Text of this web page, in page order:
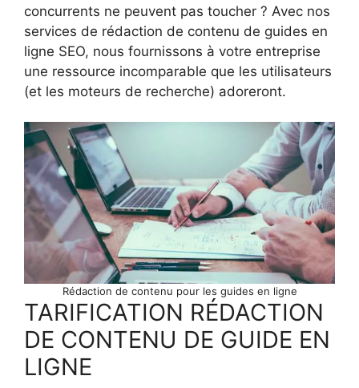
concurrents ne peuvent pas toucher ? Avec nos
services de rédaction de contenu de guides en
ligne SEO, nous fournissons à votre entreprise
une ressource incomparable que les utilisateurs
(et les moteurs de recherche) adoreront.
Rédaction de contenu pour les guides en ligne
TARIFICATION RÉDACTION
DE CONTENU DE GUIDE EN
LIGNE